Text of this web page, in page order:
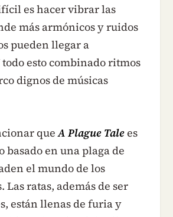
es hacer vibrar las
más armónicos y ruidos
pueden llegar a
esto combinado ritmos
dignos de músicas
queA Plague Talees
basado en una plaga de
el mundo de los
Las ratas, además de ser
están llenas de furia y